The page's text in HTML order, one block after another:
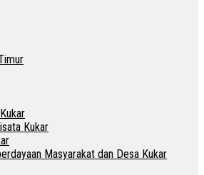
Kukar
Masyarakat dan Desa Kukar